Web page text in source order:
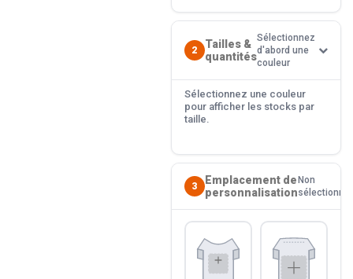
2
Tailles &
quantités
Sélectionnez
d'abord une
couleur
Sélectionnez une couleur
pour afficher les stocks par
taille.
3
Emplacement de
personnalisation
Non
sélectionné